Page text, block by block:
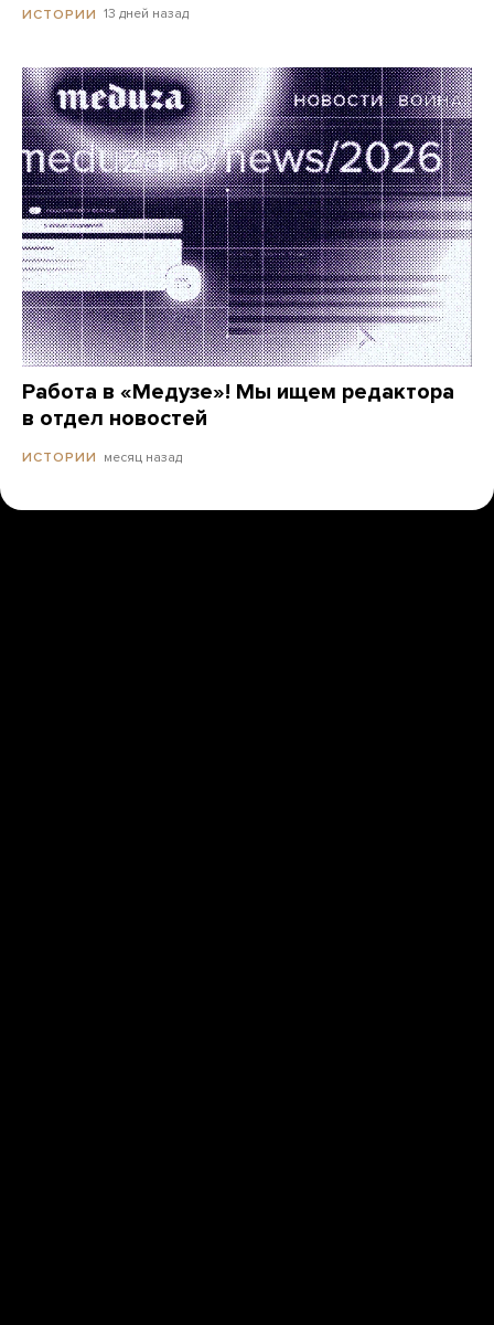
ИСТОРИИ 13 дней назад
Работа в «Медузе»! Мы ищем редактора
в отдел новостей
ИСТОРИИ месяц назад